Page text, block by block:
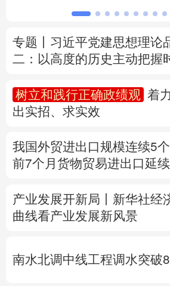
河南 湖
广东 广西 海
陕西 甘肃
English Español
专题丨 习近平党建思想理论
二：以高度的历史主动把握
树立和践行正确政绩观
着
出实招、求实效
我国外贸进出口规模连续5
前7个月货物贸易进出口延
产业发展开新局丨 新华社经
曲线看产业发展新风景
南水北调中线工程调水突破